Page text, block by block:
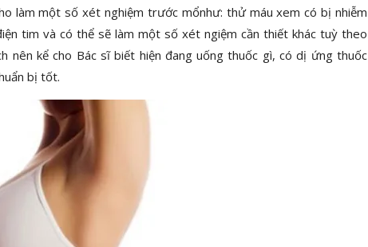
làm một số xét nghiệm trước mổnhư: thử máu xem có bị nhiễm
tim và có thể sẽ làm một số xét ngiệm cần thiết khác tuỳ theo
nên kể cho Bác sĩ biết hiện đang uống thuốc gì, có dị ứng thuốc
bị tốt.